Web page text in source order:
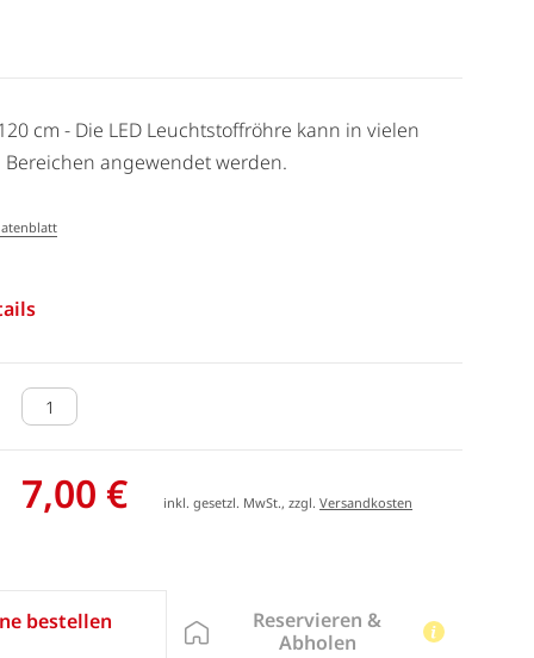
cm - Die LED Leuchtstoffröhre kann in vielen
angewendet werden.
7,00 € inkl. gesetzl. MwSt., zzgl.Versandkosten
bestellen
Reservieren &
Abholen